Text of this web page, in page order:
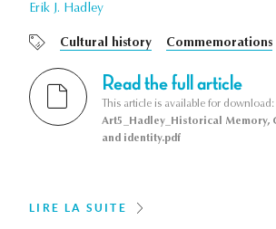
Erik J. Hadley
Cultural history Commemorations
Read the full article
This article is available for download:
Art5_Hadley_Historical Memory,
and identity.pdf
LIRE LA SUITE